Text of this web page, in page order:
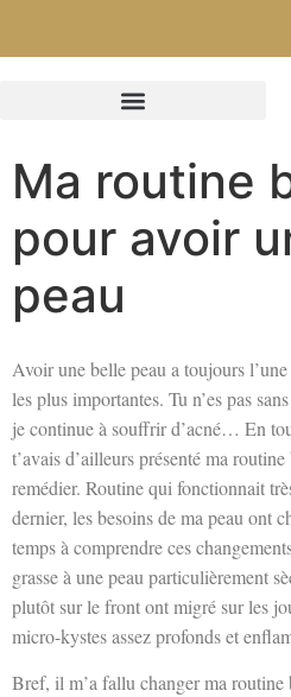
Ma routine
pour avoir
peau
Avoir une belle peau a toujours
les plus importantes. Tu n’es pas
je continue à souffrir d’acné… En
t’avais d’ailleurs présenté ma
remédier. Routine qui fonctionnait
dernier, les besoins de ma peau ont
temps à comprendre ces
grasse à une peau particulièrement
plutôt sur le front ont migré sur les
micro-kystes assez profonds et
Bref, il m’a fallu changer ma